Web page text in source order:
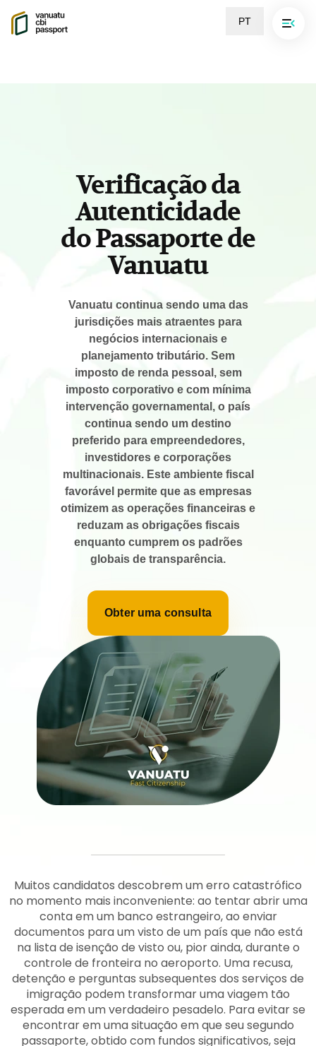
PT
Verificação da
Autenticidade
do Passaporte de
Vanuatu
Vanuatu continua sendo uma das
jurisdições mais atraentes para
negócios internacionais e
planejamento tributário. Sem
imposto de renda pessoal, sem
imposto corporativo e com mínima
intervenção governamental, o país
continua sendo um destino
preferido para empreendedores,
investidores e corporações
multinacionais. Este ambiente fiscal
favorável permite que as empresas
otimizem as operações financeiras e
reduzam as obrigações fiscais
enquanto cumprem os padrões
globais de transparência.
Obter uma consulta
Muitos candidatos descobrem um erro catastrófico
no momento mais inconveniente: ao tentar abrir uma
conta em um banco estrangeiro, ao enviar
documentos para um visto de um país que não está
na lista de isenção de visto ou, pior ainda, durante o
controle de fronteira no aeroporto. Uma recusa,
detenção e perguntas subsequentes dos serviços de
imigração podem transformar uma viagem tão
esperada em um verdadeiro pesadelo. Para evitar se
encontrar em uma situação em que seu segundo
passaporte, obtido com fundos significativos, seja